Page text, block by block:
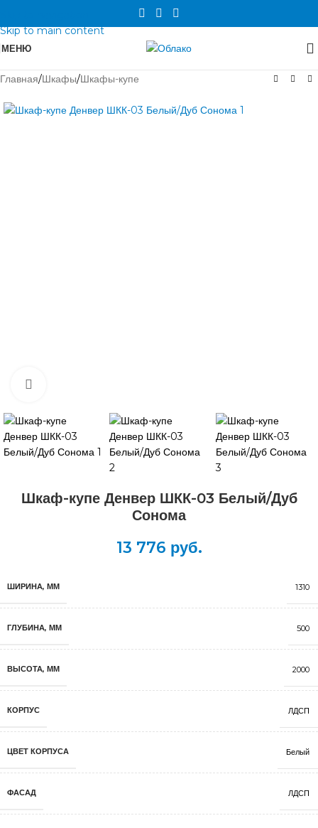
Skip to main content
МЕНЮ
Главная/Шкафы/Шкафы-купе
Шкаф-купе Денвер ШКК-03 Белый/Дуб
Сонома
13 776 руб.
ШИРИНА, ММ 1310
ГЛУБИНА, ММ 500
ВЫСОТА, ММ 2000
КОРПУС ЛДСП
ЦВЕТ КОРПУСА Белый
ФАСАД ЛДСП